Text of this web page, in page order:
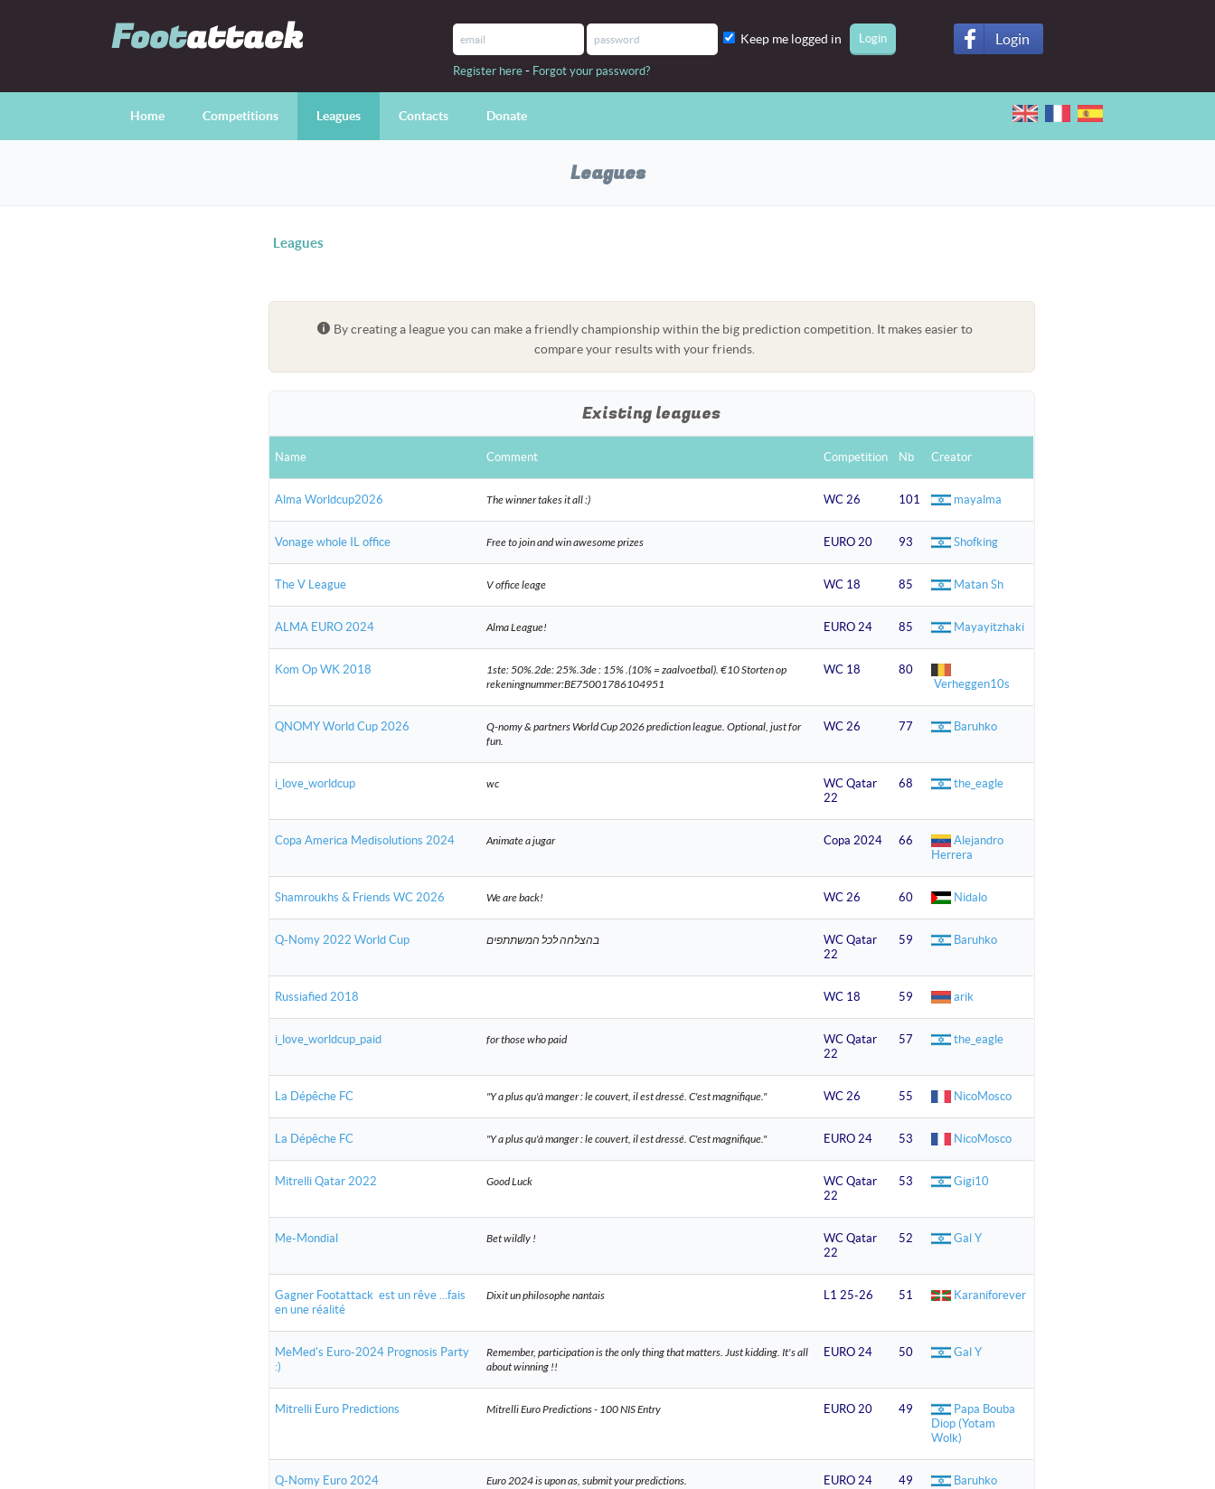
Footattack Keep me logged in
Register here - Forgot your password?
Login
Home Competitions Leagues Contacts Donate
Leagues
Leagues
By creating a league you can make a friendly championship within the big prediction competition. It makes easier to
compare your results with your friends.
Existing leagues
Name Comment Competition Nb Creator
Alma Worldcup2026 The winner takes it all :) WC 26 101 mayalma
Vonage whole IL office Free to join and win awesome prizes EURO 20 93 Shofking
The V League V office leage WC 18 85 Matan Sh
ALMA EURO 2024 Alma League! EURO 24 85 Mayayitzhaki
Kom Op WK 2018
1ste: 50%.2de: 25%.3de : 15% .(10% = zaalvoetbal). €10 Storten op
rekeningnummer:BE75001786104951
WC 18
80
Verheggen10s
QNOMY World Cup 2026
Q-nomy & partners World Cup 2026 prediction league. Optional, just for
fun.
WC 26 77 Baruhko
i_love_worldcup wc
WC Qatar
22
68 the_eagle
Copa America Medisolutions 2024 Animate a jugar Copa 2024 66
Alejandro
Herrera
Shamroukhs & Friends WC 2026 We are back! WC 26 60 Nidalo
Q-Nomy 2022 World Cup בהצלחה לכל המשתתפים
WC Qatar
22
59 Baruhko
Russiafied 2018 WC 18 59 arik
i_love_worldcup_paid for those who paid
WC Qatar
22
57 the_eagle
La Dépêche FC "Y a plus qu'à manger : le couvert, il est dressé. C'est magnifique." WC 26 55 NicoMosco
La Dépêche FC "Y a plus qu'à manger : le couvert, il est dressé. C'est magnifique." EURO 24 53 NicoMosco
Mitrelli Qatar 2022 Good Luck
WC Qatar
22
53 Gigi10
Me-Mondial Bet wildly !
WC Qatar
22
52 Gal Y
Gagner Footattack est un rêve ...fais
en une réalité
Dixit un philosophe nantais L1 25-26 51 Karaniforever
MeMed's Euro-2024 Prognosis Party
:)
Remember, participation is the only thing that matters. Just kidding. It's all
about winning !!
EURO 24 50 Gal Y
Mitrelli Euro Predictions Mitrelli Euro Predictions - 100 NIS Entry EURO 20 49
Papa Bouba
Diop (Yotam
Wolk)
Q-Nomy Euro 2024 Euro 2024 is upon as, submit your predictions. EURO 24 49 Baruhko